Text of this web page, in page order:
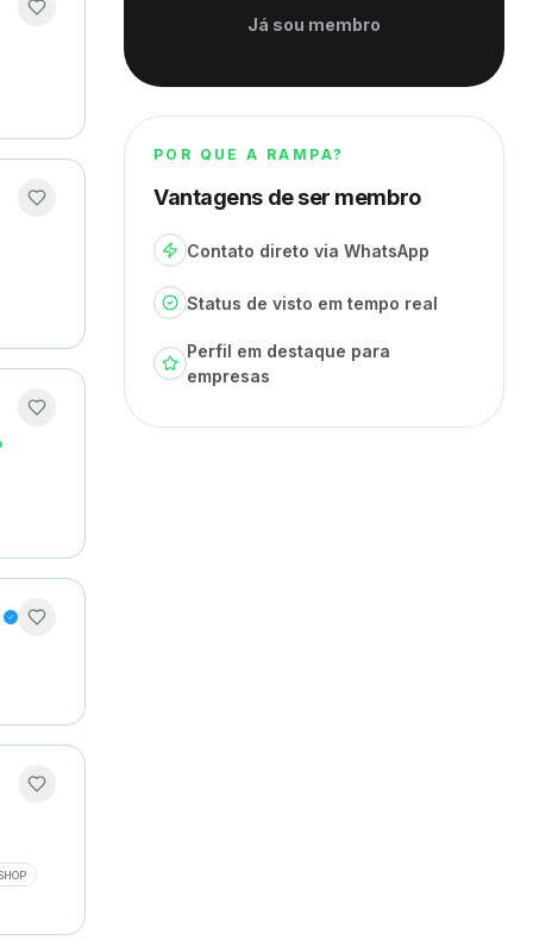
·
Já sou membro
POR QUE A RAMPA?
Vantagens de ser membro
Contato direto via WhatsApp
Status de visto em tempo real
Perfil em destaque para
empresas